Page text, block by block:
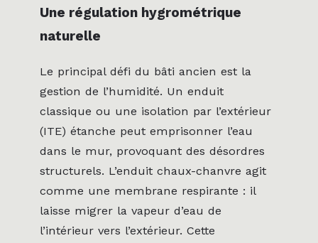
Une régulation hygrométrique
naturelle
Le principal défi du bâti ancien est la
gestion de l’humidité. Un enduit
classique ou une isolation par l’extérieur
(ITE) étanche peut emprisonner l’eau
dans le mur, provoquant des désordres
structurels. L’enduit chaux-chanvre agit
comme une membrane respirante : il
laisse migrer la vapeur d’eau de
l’intérieur vers l’extérieur. Cette